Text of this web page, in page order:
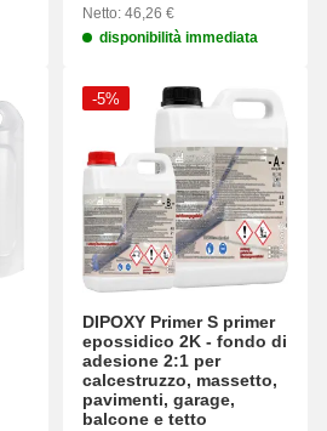
Netto: 46,26 €
disponibilità immediata
-5%
DIPOXY Primer S primer
epossidico 2K - fondo di
adesione 2:1 per
calcestruzzo, massetto,
pavimenti, garage,
balcone e tetto